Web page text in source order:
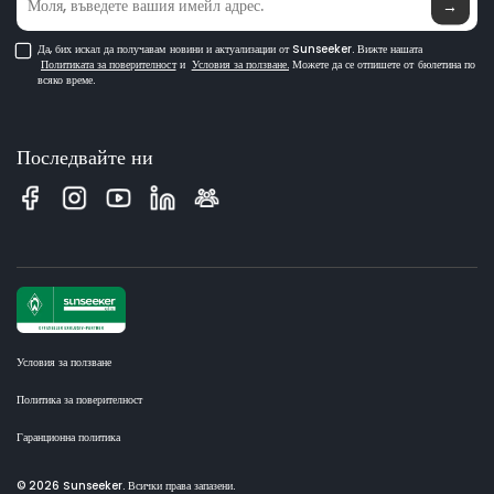
→
Да, бих искал да получавам новини и актуализации от Sunseeker. Вижте нашата
Политиката за поверителности Условия за ползване. Можете да се отпишете от бюлетина по
всяко време.
Последвайте ни
Условия за ползване
Политика за поверителност
Гаранционна политика
© 2026 Sunseeker. Всички права запазени.